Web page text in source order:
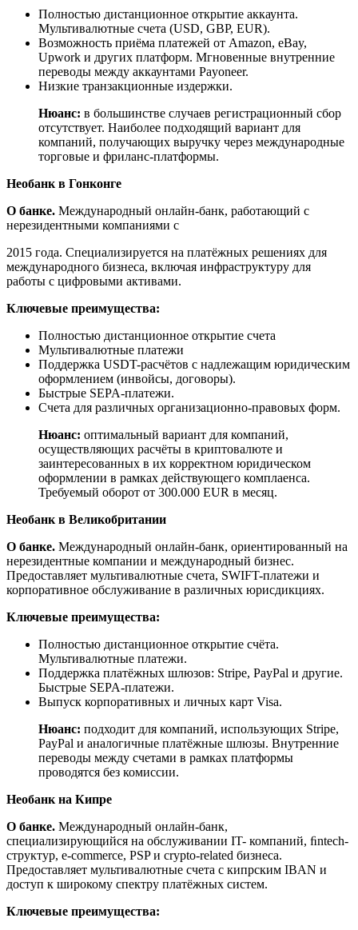
Полностью дистанционное открытие аккаунта.
Мультивалютные счета (USD, GBP, EUR).
Возможность приёма платежей от Amazon, eBay,
Upwork и других платформ. Мгновенные внутренние
переводы между аккаунтами Payoneer.
Низкие транзакционные издержки.
Нюанс: в большинстве случаев регистрационный сбор
отсутствует. Наиболее подходящий вариант для
компаний, получающих выручку через международные
торговые и фриланс-платформы.
Необанк в Гонконге
О банке. Международный онлайн-банк, работающий с
нерезидентными компаниями с
2015 года. Специализируется на платёжных решениях для
международного бизнеса, включая инфраструктуру для
работы с цифровыми активами.
Ключевые преимущества:
Полностью дистанционное открытие счета
Мультивалютные платежи
Поддержка USDT-расчётов с надлежащим юридическим
оформлением (инвойсы, договоры).
Быстрые SEPA-платежи.
Счета для различных организационно-правовых форм.
Нюанс: оптимальный вариант для компаний,
осуществляющих расчёты в криптовалюте и
заинтересованных в их корректном юридическом
оформлении в рамках действующего комплаенса.
Требуемый оборот от 300.000 EUR в месяц.
Необанк в Великобритании
О банке. Международный онлайн-банк, ориентированный на
нерезидентные компании и международный бизнес.
Предоставляет мультивалютные счета, SWIFT-платежи и
корпоративное обслуживание в различных юрисдикциях.
Ключевые преимущества:
Полностью дистанционное открытие счёта.
Мультивалютные платежи.
Поддержка платёжных шлюзов: Stripe, PayPal и другие.
Быстрые SEPA-платежи.
Выпуск корпоративных и личных карт Visa.
Нюанс: подходит для компаний, использующих Stripe,
PayPal и аналогичные платёжные шлюзы. Внутренние
переводы между счетами в рамках платформы
проводятся без комиссии.
Необанк на Кипре
О банке. Международный онлайн-банк,
специализирующийся на обслуживании IT- компаний, ﬁntech-
структур, e-commerce, PSP и crypto-related бизнеса.
Предоставляет мультивалютные счета с кипрским IBAN и
доступ к широкому спектру платёжных систем.
Ключевые преимущества: